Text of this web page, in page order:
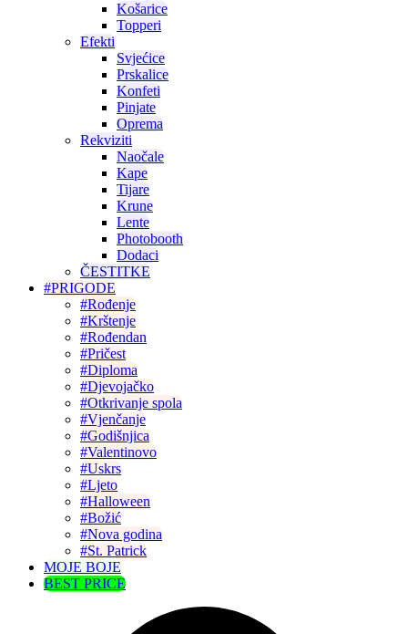
Košarice
Topperi
Efekti
Svjećice
Prskalice
Konfeti
Pinjate
Oprema
Rekviziti
Naočale
Kape
Tijare
Krune
Lente
Photobooth
Dodaci
ČESTITKE
#PRIGODE
#Rođenje
#Krštenje
#Rođendan
#Pričest
#Diploma
#Djevojačko
#Otkrivanje spola
#Vjenčanje
#Godišnjica
#Valentinovo
#Uskrs
#Ljeto
#Halloween
#Božić
#Nova godina
#St. Patrick
MOJE BOJE
BEST PRICE